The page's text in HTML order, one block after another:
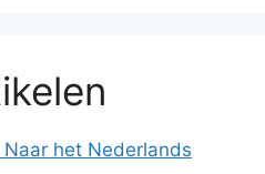
het Nederlands